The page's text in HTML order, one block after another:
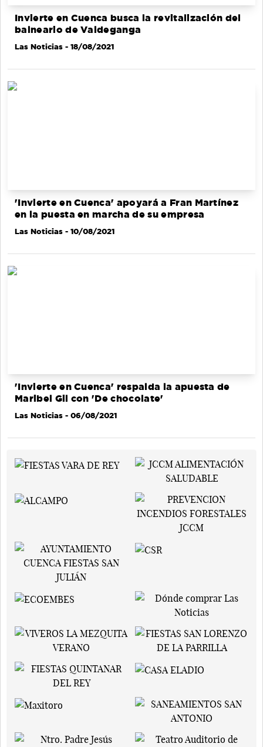
Invierte en Cuenca busca la revitalización del
balneario de Valdeganga
Las Noticias - 18/08/2021
'Invierte en Cuenca' apoyará a Fran Martínez
en la puesta en marcha de su empresa
Las Noticias - 10/08/2021
'Invierte en Cuenca' respalda la apuesta de
Maribel Gil con 'De chocolate'
Las Noticias - 06/08/2021